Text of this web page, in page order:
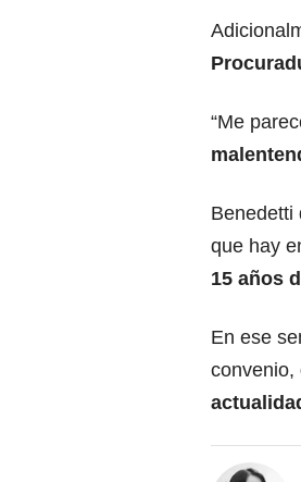
“Me
Benedetti
que hay
15 años
En ese
convenio,